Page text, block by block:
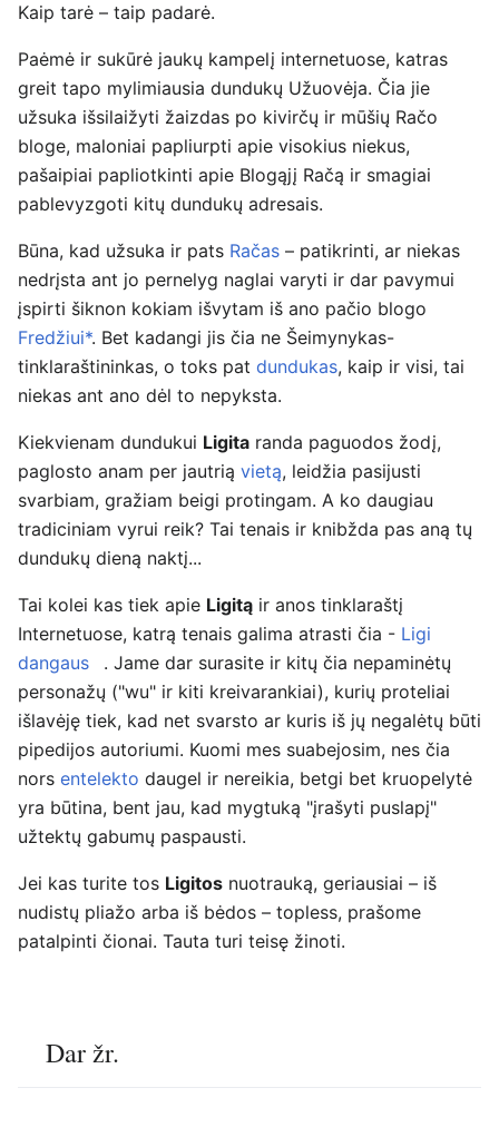
Kaip tarė – taip padarė.
Paėmė ir sukūrė jaukų kampelį internetuose, katras
greit tapo mylimiausia dundukų Užuovėja. Čia jie
užsuka išsilaižyti žaizdas po kivirčų ir mūšių Račo
bloge, maloniai papliurpti apie visokius niekus,
pašaipiai papliotkinti apie Blogąjį Račą ir smagiai
pablevyzgoti kitų dundukų adresais.
Būna, kad užsuka ir pats Račas – patikrinti, ar niekas
nedrįsta ant jo pernelyg naglai varyti ir dar pavymui
įspirti šiknon kokiam išvytam iš ano pačio blogo
Fredžiui*. Bet kadangi jis čia ne Šeimynykas-
tinklaraštininkas, o toks pat dundukas, kaip ir visi, tai
niekas ant ano dėl to nepyksta.
Kiekvienam dundukui Ligita randa paguodos žodį,
paglosto anam per jautrią vietą, leidžia pasijusti
svarbiam, gražiam beigi protingam. A ko daugiau
tradiciniam vyrui reik? Tai tenais ir knibžda pas aną tų
dundukų dieną naktį...
Tai kolei kas tiek apie Ligitą ir anos tinklaraštį
Internetuose, katrą tenais galima atrasti čia - Ligi
dangaus
. Jame dar surasite ir kitų čia nepaminėtų
personažų ("wu" ir kiti kreivarankiai), kurių proteliai
išlavėję tiek, kad net svarsto ar kuris iš jų negalėtų būti
pipedijos autoriumi. Kuomi mes suabejosim, nes čia
nors entelekto daugel ir nereikia, betgi bet kruopelytė
yra būtina, bent jau, kad mygtuką "įrašyti puslapį"
užtektų gabumų paspausti.
Jei kas turite tos Ligitos nuotrauką, geriausiai – iš
nudistų pliažo arba iš bėdos – topless, prašome
patalpinti čionai. Tauta turi teisę žinoti.
Dar žr.